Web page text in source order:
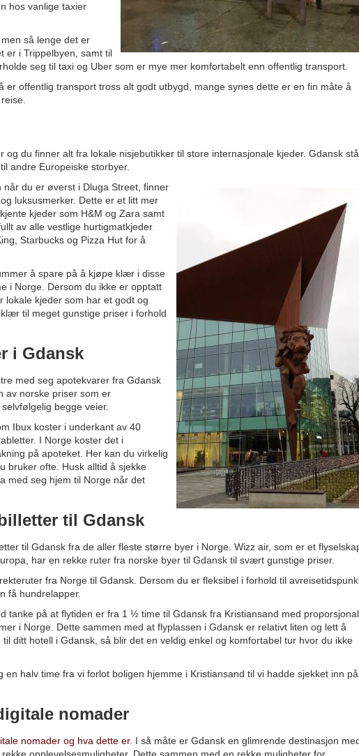
hos vanlige taxier
så lenge det er
er i Trippelbyen, samt til
seg til taxi og Uber som er mye mer komfortabelt enn offentlig transport.
er offentlig transport tross alt godt utbygd, mange synes dette er en fin måte å
og du finner alt fra lokale nisjebutikker til store internasjonale kjeder. Gdansk
andre Europeiske storbyer.
når du er øverst i Dluga Street, finner
luksusmerker. Dette er et litt mer
kjeder som H&M og Zara samt
av alle vestlige hurtigmatkjeder
Starbucks og Pizza Hut for å
å spare på å kjøpe klær i disse
i Norge. Dersom du ikke er opptatt
lokale kjeder som har et godt og
til meget gunstige priser i forhold
i Gdansk
med seg apotekvarer fra Gdansk
av norske priser som er
begge veier.
Ibux koster i underkant av 40
I Norge koster det i
på apoteket. Her kan du virkelig
bruker ofte. Husk alltid å sjekke
med seg hjem til Norge når det
til Gdansk
til Gdansk fra de aller fleste større byer i Norge. Wizz air, som er et
har en rekke ruter fra norske byer til Gdansk til svært gunstige priser.
fra Norge til Gdansk. Dersom du er fleksibel i forhold til
få hundrelapper.
tanke på at flytiden er fra 1 ½ time til Gdansk fra Kristiansand med proporsjonal
i Norge. Dette sammen med at flyplassen i Gdansk er relativt liten og lett å
ditt hotell i Gdansk, så blir det en veldig enkel og komfortabel tur hvor du ikke
halv time fra vi forlot boligen hjemme i Kristiansand til vi hadde sjekket inn på
nomader
nomader og hva dette er. I så måte er Gdansk en glimrende destinasjon